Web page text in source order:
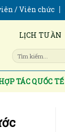
/ Viên chức
LỊCH TUẦN
TÁC QUỐC TẾ